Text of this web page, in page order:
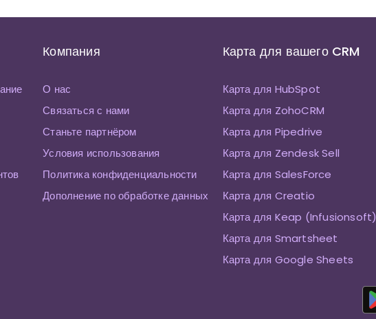
Компания
О нас
Связаться с нами
Станьте партнёром
Условия использования
Политика конфиденциальности
Дополнение по обработке данных
Карта для вашего CRM
Карта для HubSpot
Карта для ZohoCRM
Карта для Pipedrive
Карта для Zendesk Sell
Карта для SalesForce
Карта для Creatio
Карта для Keap (Infusionsoft)
Карта для Smartsheet
Карта для Google Sheets